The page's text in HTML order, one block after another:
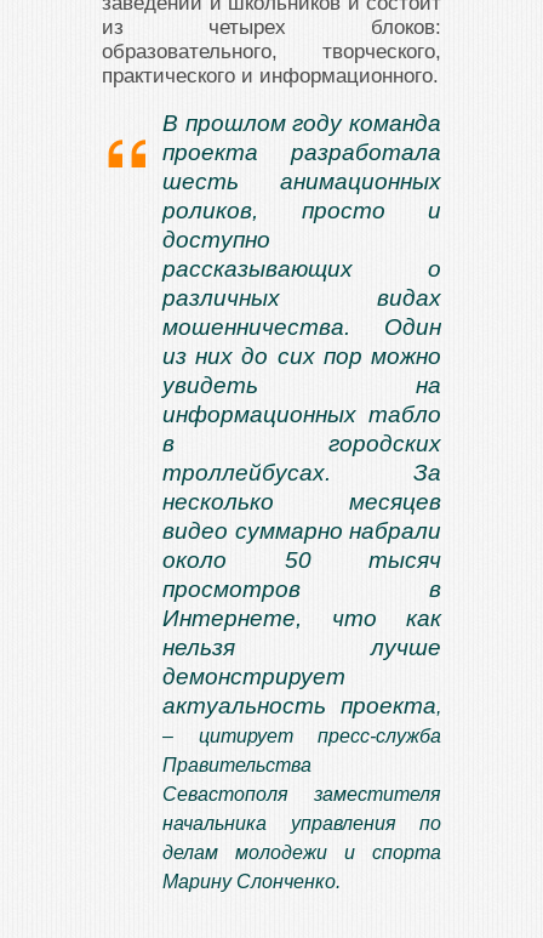
из четырех блоков:
образовательного, творческого,
практического и информационного.
В прошлом году команда
проекта разработала
шесть анимационных
роликов, просто и
доступно
рассказывающих о
различных видах
мошенничества. Один
из них до сих пор можно
увидеть на
информационных табло
в городских
троллейбусах. За
несколько месяцев
видео суммарно набрали
около 50 тысяч
просмотров в
Интернете, что как
нельзя лучше
демонстрирует
актуальность проекта,
– цитирует пресс-служба
Правительства
Севастополя заместителя
начальника управления по
делам молодежи и спорта
Марину Слонченко.